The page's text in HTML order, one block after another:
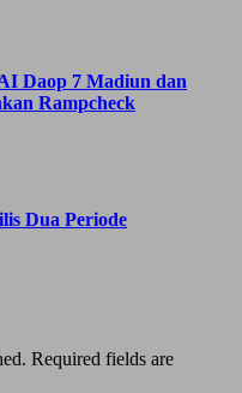
Daop 7 Madiun dan
Rampcheck
Dua Periode
Required fields are